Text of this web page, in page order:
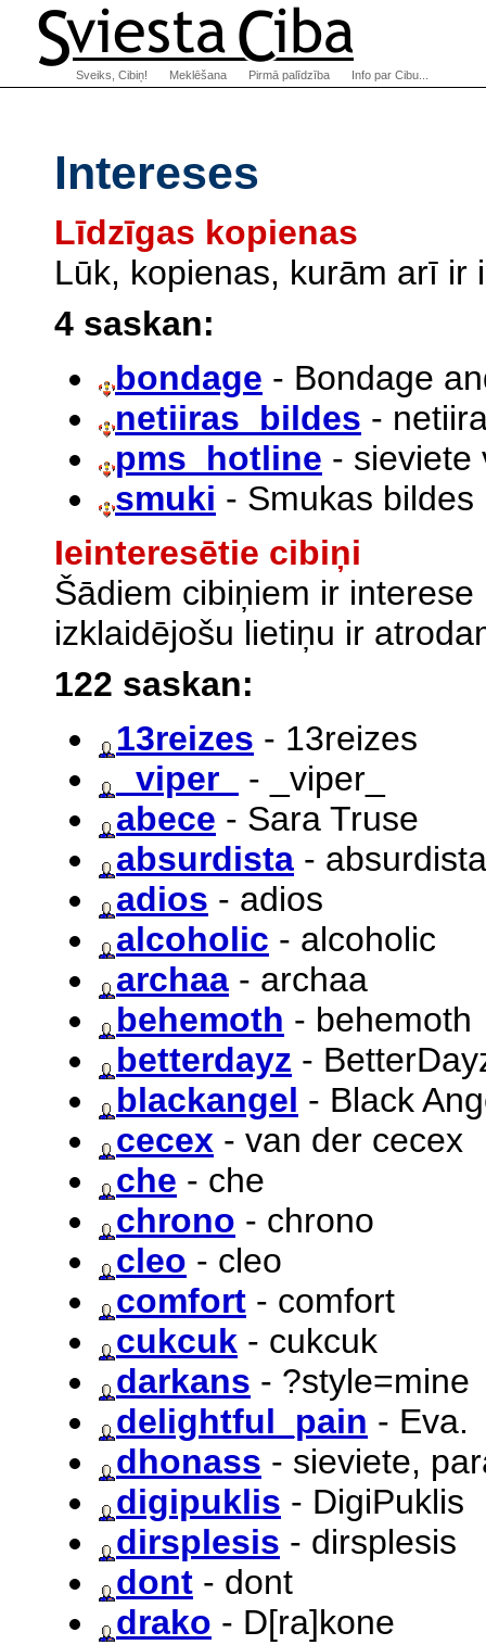
Intereses
Līdzīgas kopienas
Lūk, kopienas, kurām arī
4 saskan:
bondage - Bondage
netiiras_bildes -
pms_hotline - sieviete
smuki - Smukas bildes
Ieinteresētie cibiņi
Šādiem cibiņiem ir
izklaidējošu lietiņu ir
122 saskan:
13reizes - 13reizes
_viper_
- _viper_
abece - Sara Truse
absurdista - absurdista
adios - adios
alcoholic - alcoholic
archaa - archaa
behemoth - behemoth
betterdayz -
blackangel - Black
cecex - van der cecex
che - che
chrono - chrono
cleo - cleo
comfort - comfort
cukcuk - cukcuk
darkans - ?style=mine
delightful_pain - Eva.
dhonass - sieviete,
digipuklis - DigiPuklis
dirsplesis - dirsplesis
dont - dont
drako - D[ra]kone
Sveiks, Cibiņ! Meklēšana Pirmā palīdzība Info par Cibu...